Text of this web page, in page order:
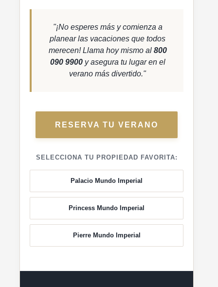
"¡No esperes más y comienza a
planear las vacaciones que todos
merecen! Llama hoy mismo al 800
090 9900y asegura tu lugar en el
verano más divertido."
RESERVA TU VERANO
SELECCIONA TU PROPIEDAD FAVORITA:
Palacio Mundo Imperial
Princess Mundo Imperial
Pierre Mundo Imperial